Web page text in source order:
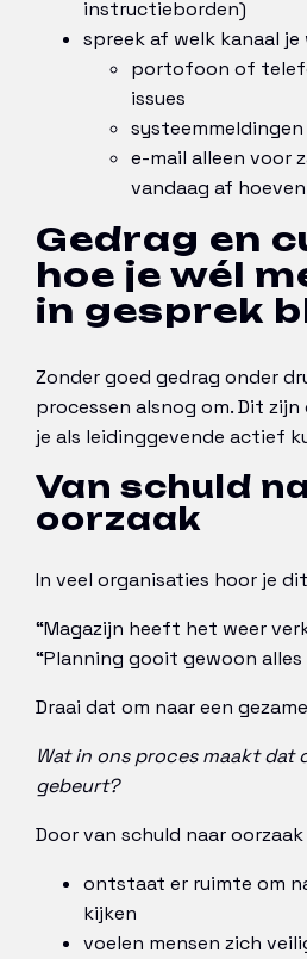
instructieborden)
spreek af welk kanaal
portofoon of
issues
e-mail alleen voor
vandaag af hoeven
Gedrag en
hoe je wél
in gesprek
Zonder goed gedrag onder
processen alsnog om. Dit
je als leidinggevende actief
Van schuld
oorzaak
In veel organisaties hoor je
“Magazijn heeft het weer
“Planning gooit gewoon
Draai dat om naar een
Wat in ons proces maakt dat
gebeurt?
Door van schuld naar
ontstaat er ruimte om
kijken
voelen mensen zich